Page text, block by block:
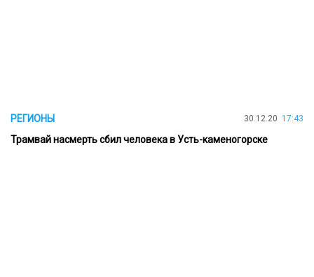
РЕГИОНЫ 30.12.20 17:43
Трамвай насмерть сбил человека в Усть-каменогорске